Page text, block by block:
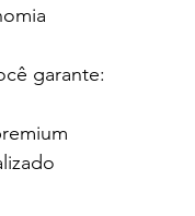
garante: